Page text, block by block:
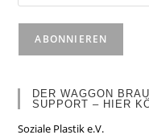
DER WAGGON
SUPPORT – HIER
Soziale Plastik e.V.